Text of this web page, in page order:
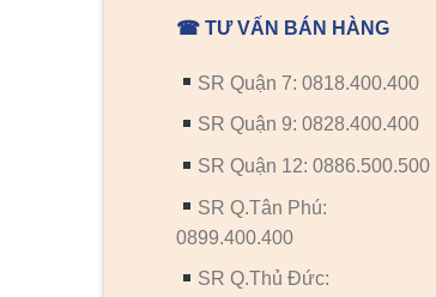
☎ TƯ VẤN BÁN HÀNG
SR Quận 7: 0818.400.400
SR Quận 9: 0828.400.400
SR Quận 12: 0886.500.500
SR Q.Tân Phú:
0899.400.400
SR Q.Thủ Đức: